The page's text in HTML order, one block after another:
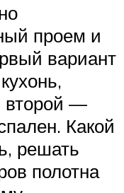
проем и
вариант
второй —
Какой
решать
полотна